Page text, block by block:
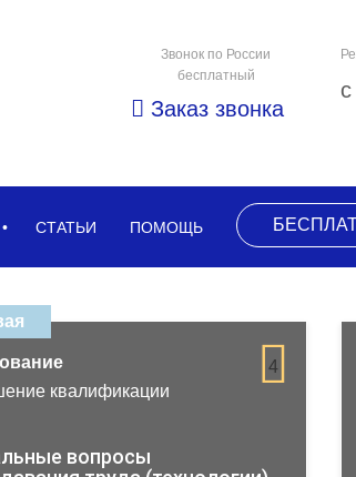
Звонок по России
бесплатный
Заказ звонка
СТАТЬИ ПОМОЩЬ
4
квалификации
вопросы